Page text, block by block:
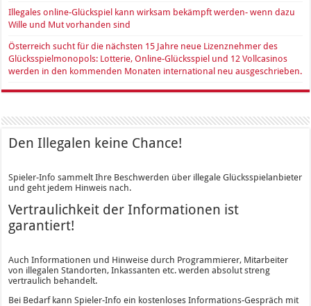
Illegales online-Glückspiel kann wirksam bekämpft werden- wenn dazu
Wille und Mut vorhanden sind
Österreich sucht für die nächsten 15 Jahre neue Lizenznehmer des
Glücksspielmonopols: Lotterie, Online-Glücksspiel und 12 Vollcasinos
werden in den kommenden Monaten international neu ausgeschrieben.
Den Illegalen keine Chance!
Spieler-Info sammelt Ihre Beschwerden über illegale Glücksspielanbieter
und geht jedem Hinweis nach.
Vertraulichkeit der Informationen ist
garantiert!
Auch Informationen und Hinweise durch Programmierer, Mitarbeiter
von illegalen Standorten, Inkassanten etc. werden absolut streng
vertraulich behandelt.
Bei Bedarf kann Spieler-Info ein kostenloses Informations-Gespräch mit